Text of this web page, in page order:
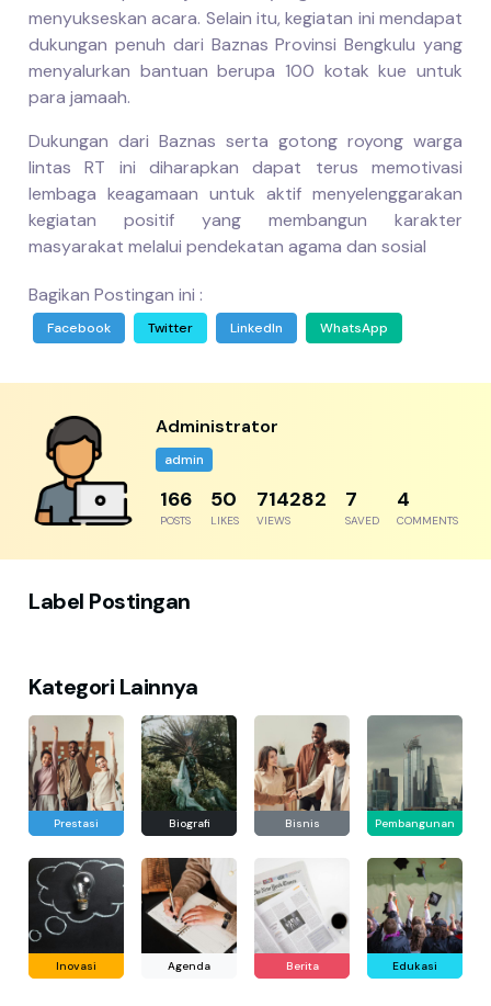
menyukseskan acara. Selain itu, kegiatan ini mendapat
dukungan penuh dari Baznas Provinsi Bengkulu yang
menyalurkan bantuan berupa 100 kotak kue untuk
para jamaah.
Dukungan dari Baznas serta gotong royong warga
lintas RT ini diharapkan dapat terus memotivasi
lembaga keagamaan untuk aktif menyelenggarakan
kegiatan positif yang membangun karakter
masyarakat melalui pendekatan agama dan sosial
Bagikan Postingan ini :
Facebook Twitter LinkedIn WhatsApp
Administrator
admin
204
POSTS
61
LIKES
879116
VIEWS
8
SAVED
5
COMMENTS
Label Postingan
Kategori Lainnya
Prestasi Biografi Bisnis Pembangunan
Inovasi Agenda Berita Edukasi